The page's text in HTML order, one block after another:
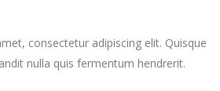
consectetur adipiscing elit. Quisque
nulla quis fermentum hendrerit.